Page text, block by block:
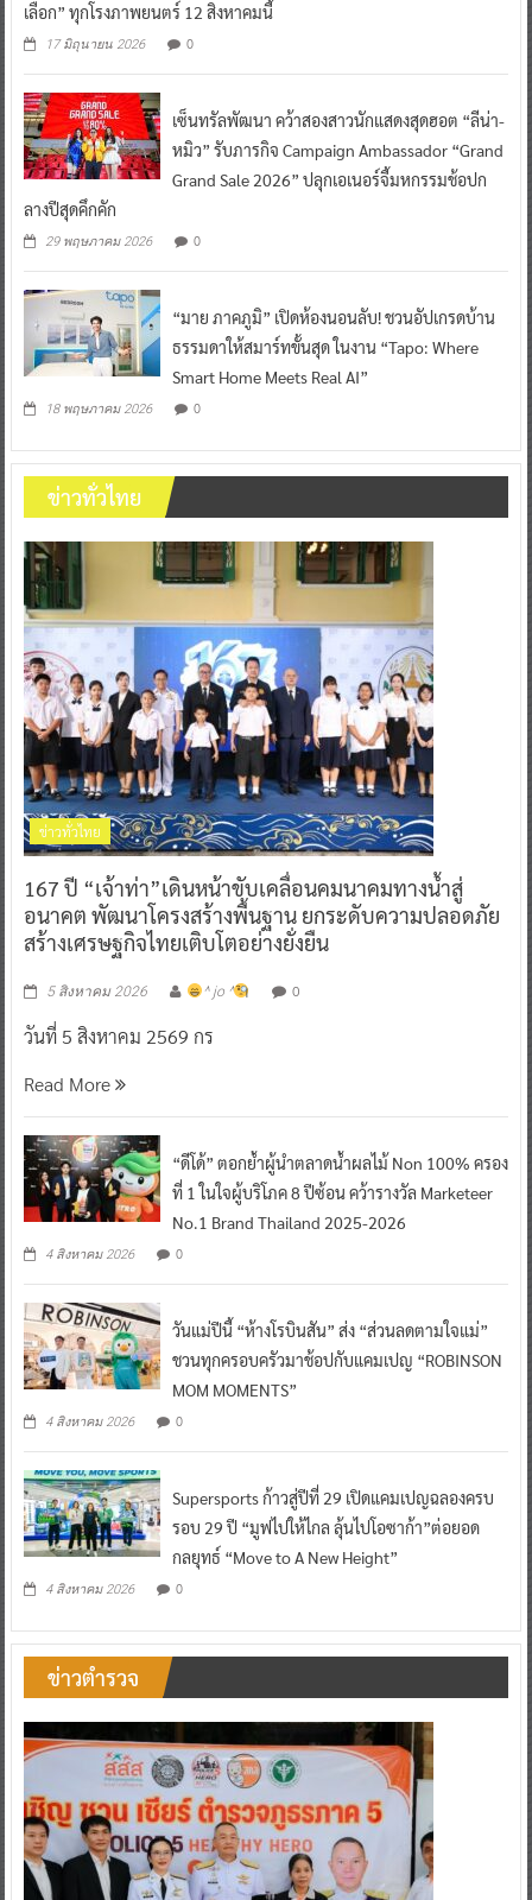
เลือก” ทุกโรงภาพยนตร์ 12 สิงหาคมนี้
17 มิถุนายน 2026 0
เซ็นทรัลพัฒนา คว้าสองสาวนักแสดงสุดฮอต “ลีน่า-
หมิว” รับภารกิจ Campaign Ambassador “Grand
Grand Sale 2026” ปลุกเอเนอร์จี้มหกรรมช้อปก
ลางปีสุดคึกคัก
29 พฤษภาคม 2026 0
“มาย ภาคภูมิ” เปิดห้องนอนลับ! ชวนอัปเกรดบ้าน
ธรรมดาให้สมาร์ทขั้นสุด ในงาน “Tapo: Where
Smart Home Meets Real AI”
18 พฤษภาคม 2026 0
ข่าวทั่วไทย
ข่าวทั่วไทย
167 ปี “เจ้าท่า”เดินหน้าขับเคลื่อนคมนาคมทางน้ำสู่
อนาคต พัฒนาโครงสร้างพื้นฐาน ยกระดับความปลอดภัย
สร้างเศรษฐกิจไทยเติบโตอย่างยั่งยืน
5 สิงหาคม 2026 ^ jo ^ 0
วันที่ 5 สิงหาคม 2569 กร
Read More
“ดีโด้” ตอกย้ำผู้นำตลาดน้ำผลไม้ Non 100% ครอง
ที่ 1 ในใจผู้บริโภค 8 ปีซ้อน คว้ารางวัล Marketeer
No.1 Brand Thailand 2025-2026
4 สิงหาคม 2026 0
วันแม่ปีนี้ “ห้างโรบินสัน” ส่ง “ส่วนลดตามใจแม่”
ชวนทุกครอบครัวมาช้อปกับแคมเปญ “ROBINSON
MOM MOMENTS”
4 สิงหาคม 2026 0
Supersports ก้าวสู่ปีที่ 29 เปิดแคมเปญฉลองครบ
รอบ 29 ปี “มูฟไปให้ไกล ลุ้นไปโอซาก้า”ต่อยอด
กลยุทธ์ “Move to A New Height”
4 สิงหาคม 2026 0
ข่าวตำรวจ